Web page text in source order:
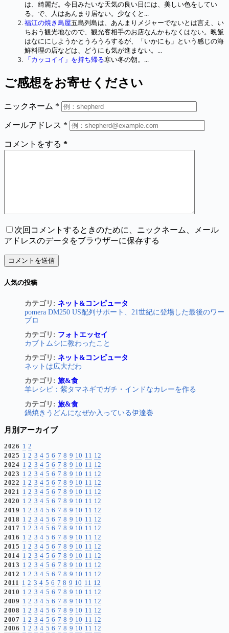
は、綺麗だ。今日みたいな天気の良い日には、美しい色をしてい
る。で、人はあんまり居ない。少なくと...
福江の焼き鳥屋五島列島は、あんまりメジャーでないとは言え、い
ちおう観光地なので、観光客相手のお店なんかもなくはない。晩飯
はなににしようかとうろうろするが、「いかにも」という感じの海
鮮料理の店などは、どうにも気が進まない。...
「カッコイイ」を持ち帰る寒い冬の朝。...
ご感想をお寄せください
ニックネーム *
メールアドレス *
コメントをする *
次回コメントするときのために、ニックネーム、メール
アドレスのデータをブラウザーに保存する
コメントを送信
人気の投稿
pomera DM250 US配列サポート、21世紀に登場した最後のワー
プロ
カテゴリ: ネット&コンピュータ
カブトムシに教わったこと
カテゴリ: フォトエッセイ
ネットは広大だわ
カテゴリ: ネット&コンピュータ
羊レシピ：紫タマネギでガチ・インドなカレーを作る
カテゴリ: 旅&食
鍋焼きうどんになぜか入っている伊達巻
カテゴリ: 旅&食
月別アーカイブ
2026 1 2
2025 1 2 3 4 5 6 7 8 9 10 11 12
2024 1 2 3 4 5 6 7 8 9 10 11 12
2023 1 2 3 4 5 6 7 8 9 10 11 12
2022 1 2 3 4 5 6 7 8 9 10 11 12
2021 1 2 3 4 5 6 7 8 9 10 11 12
2020 1 2 3 4 5 6 7 8 9 10 11 12
2019 1 2 3 4 5 6 7 8 9 10 11 12
2018 1 2 3 4 5 6 7 8 9 10 11 12
2017 1 2 3 4 5 6 7 8 9 10 11 12
2016 1 2 3 4 5 6 7 8 9 10 11 12
2015 1 2 3 4 5 6 7 8 9 10 11 12
2014 1 2 3 4 5 6 7 8 9 10 11 12
2013 1 2 3 4 5 6 7 8 9 10 11 12
2012 1 2 3 4 5 6 7 8 9 10 11 12
2011 1 2 3 4 5 6 7 8 9 10 11 12
2010 1 2 3 4 5 6 7 8 9 10 11 12
2009 1 2 3 4 5 6 7 8 9 10 11 12
2008 1 2 3 4 5 6 7 8 9 10 11 12
2007 1 2 3 4 5 6 7 8 9 10 11 12
2006 1 2 3 4 5 6 7 8 9 10 11 12